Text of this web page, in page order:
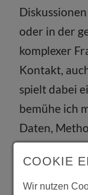
oder in der
komplexer
Kontakt,
spielt dabei
bemühe ich
Daten,
Ergebnisse
Vanessa
COOKIE
Wir nutzen